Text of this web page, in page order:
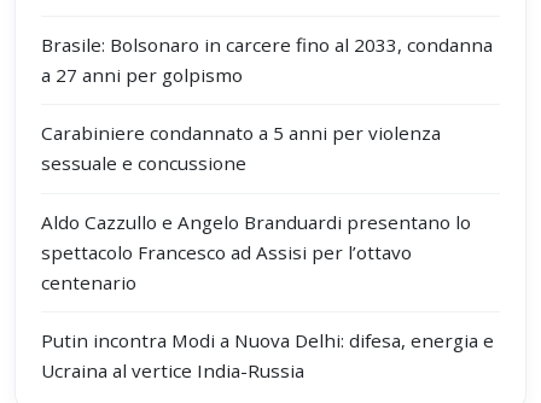
Brasile: Bolsonaro in carcere fino al 2033, condanna
a 27 anni per golpismo
Carabiniere condannato a 5 anni per violenza
sessuale e concussione
Aldo Cazzullo e Angelo Branduardi presentano lo
spettacolo Francesco ad Assisi per l’ottavo
centenario
Putin incontra Modi a Nuova Delhi: difesa, energia e
Ucraina al vertice India-Russia